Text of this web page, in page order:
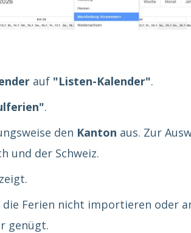
auf "Listen-Kalender".
.
den Kanton aus. Zur
und der Schweiz.
Ferien nicht importieren oder
genügt.